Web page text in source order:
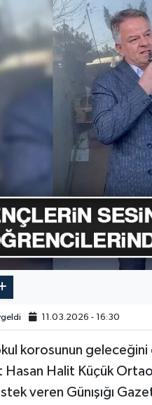
11.03.2026 - 16:30
korosunun
Hasan Halit Küçük
veren Günışığı